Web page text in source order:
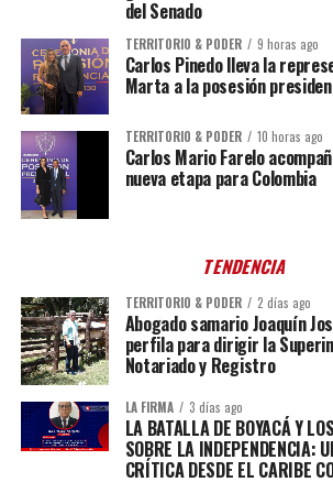
del Senado
TERRITORIO & PODER 9 horas ago
Carlos Pinedo lleva la
Marta a la posesión
TERRITORIO & PODER 10 horas ago
Carlos Mario Farelo
nueva etapa para Colombia
TENDENCIA
TERRITORIO & PODER 2 días ago
Abogado samario Joaquín
perfila para dirigir la
Notariado y Registro
LA FIRMA 3 días ago
LA BATALLA DE BOYACÁ Y
SOBRE LA INDEPENDENCIA:
CRÍTICA DESDE EL CARIBE